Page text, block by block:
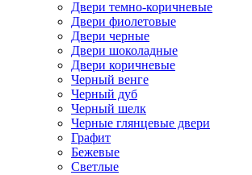
Двери темно-коричневые
Двери фиолетовые
Двери черные
Двери шоколадные
Двери коричневые
Черный венге
Черный дуб
Черный шелк
Черные глянцевые двери
Графит
Бежевые
Светлые